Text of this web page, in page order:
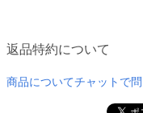
返品特約について
商品についてチャットで